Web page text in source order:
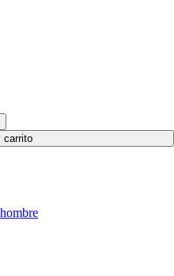
carrito